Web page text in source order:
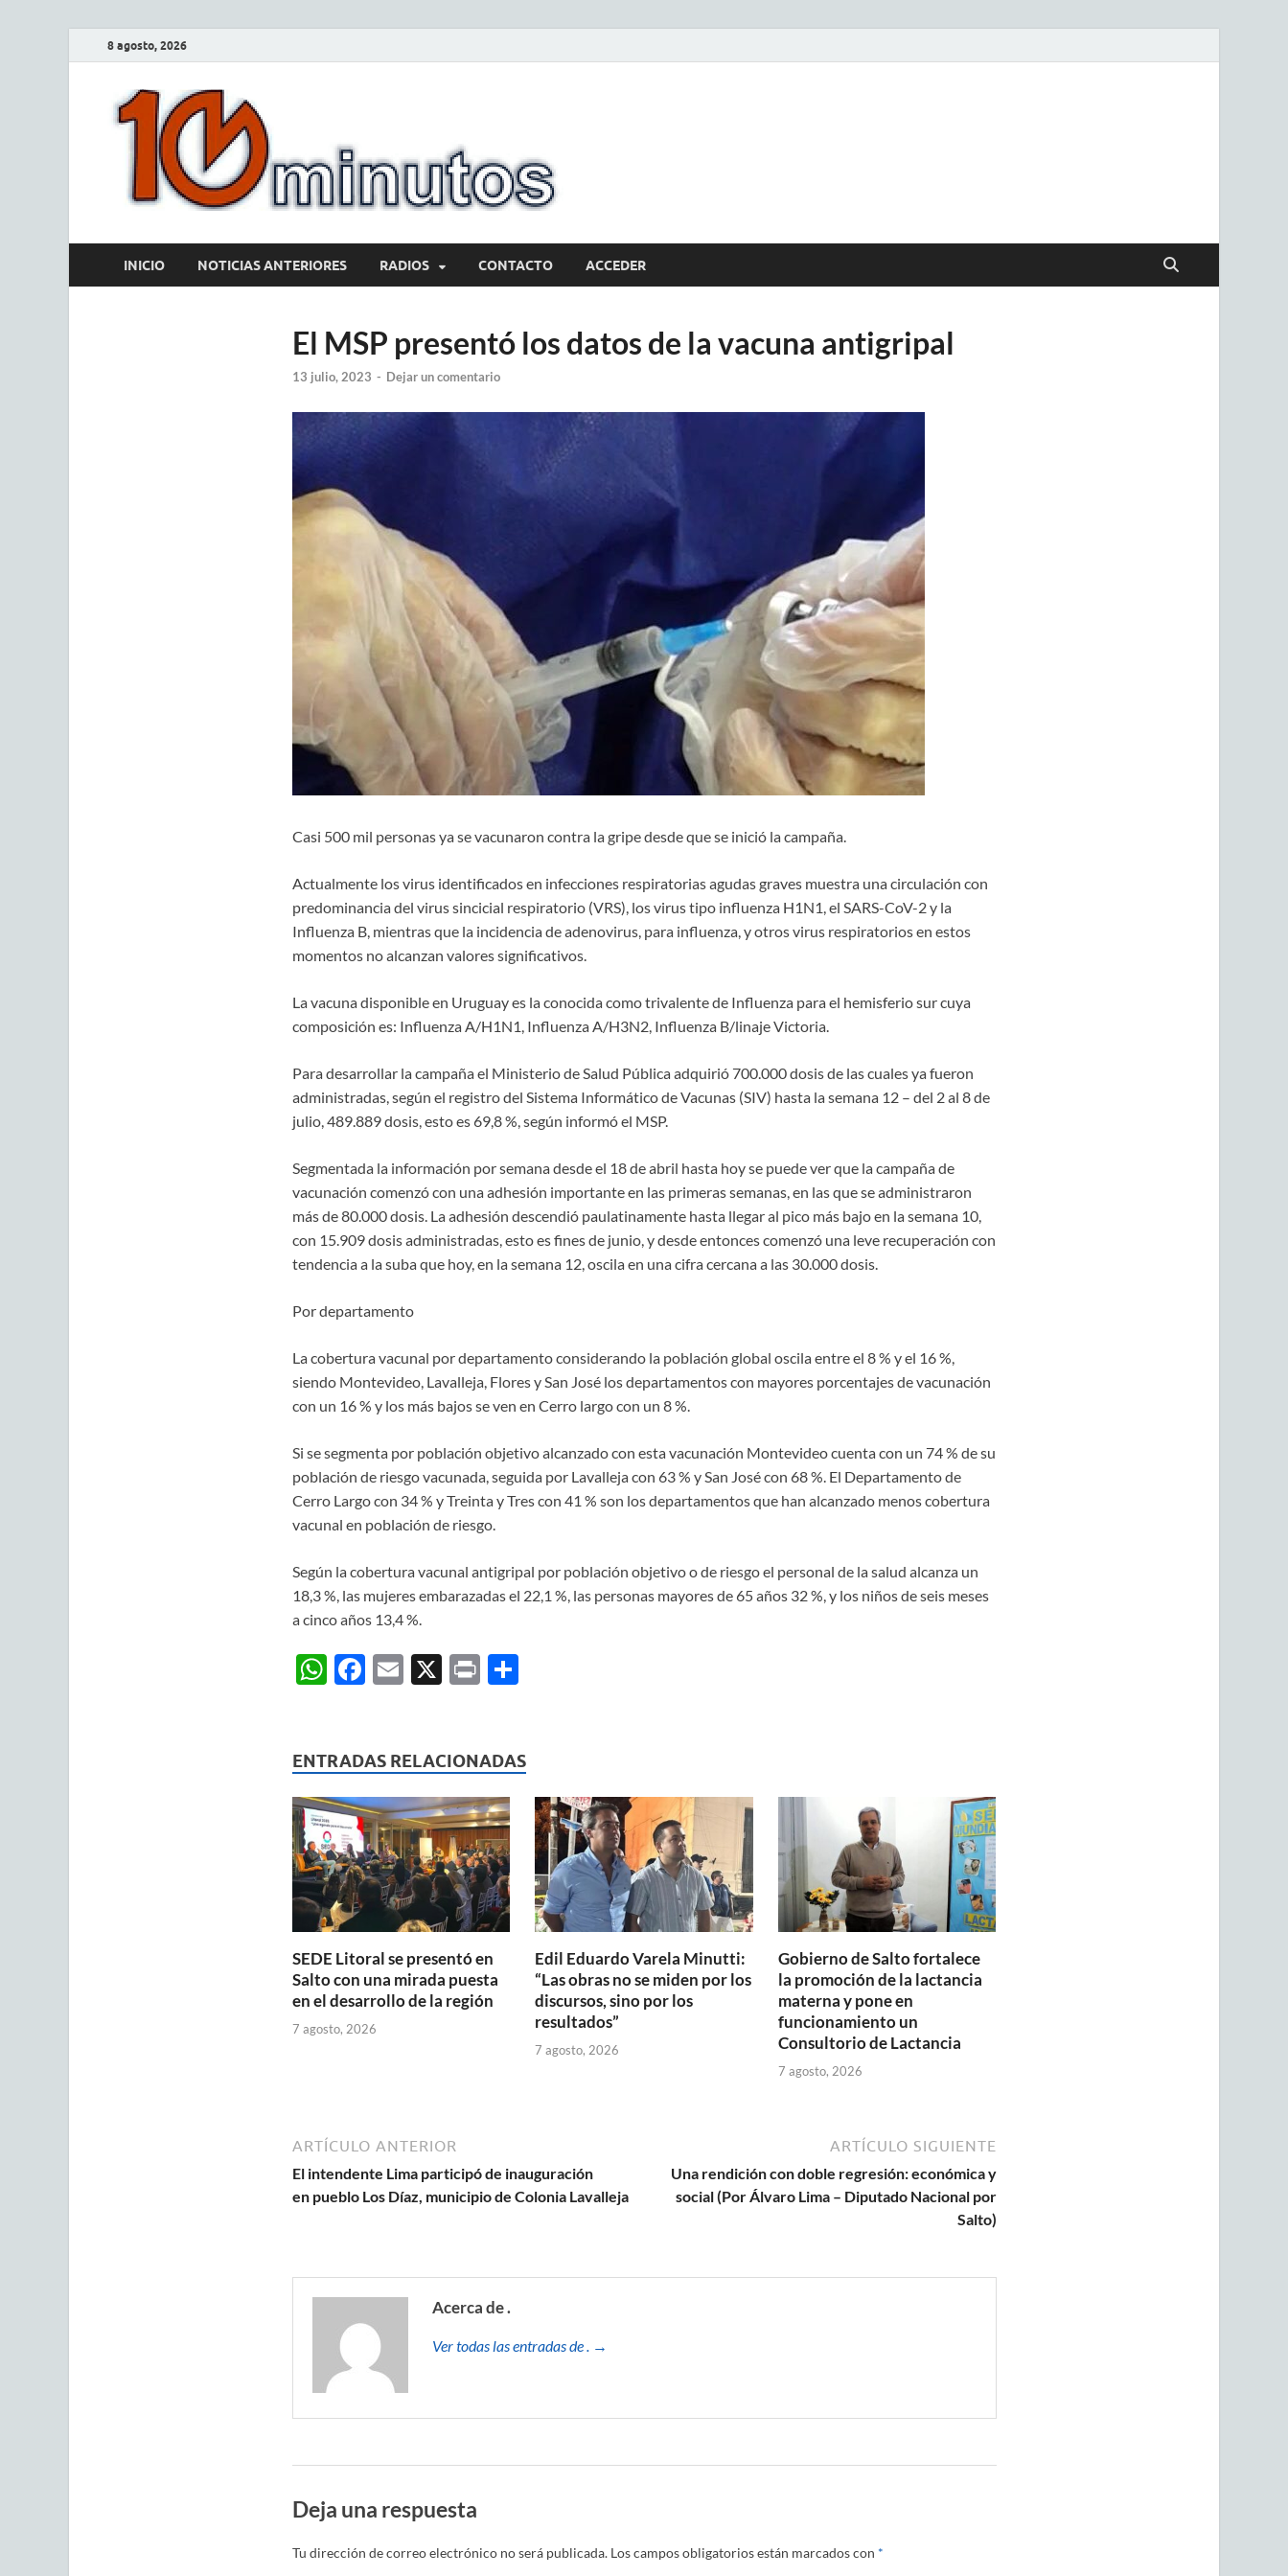
8 agosto, 2026
INICIO NOTICIAS ANTERIORES RADIOS CONTACTO ACCEDER
El MSP presentó los datos de la vacuna antigripal
13 julio, 2023 - Dejar un comentario
Casi 500 mil personas ya se vacunaron contra la gripe desde que se inició la campaña.
Actualmente los virus identificados en infecciones respiratorias agudas graves muestra una circulación con
predominancia del virus sincicial respiratorio (VRS), los virus tipo influenza H1N1, el SARS-CoV-2 y la
Influenza B, mientras que la incidencia de adenovirus, para influenza, y otros virus respiratorios en estos
momentos no alcanzan valores significativos.
La vacuna disponible en Uruguay es la conocida como trivalente de Influenza para el hemisferio sur cuya
composición es: Influenza A/H1N1, Influenza A/H3N2, Influenza B/linaje Victoria.
Para desarrollar la campaña el Ministerio de Salud Pública adquirió 700.000 dosis de las cuales ya fueron
administradas, según el registro del Sistema Informático de Vacunas (SIV) hasta la semana 12 – del 2 al 8 de
julio, 489.889 dosis, esto es 69,8 %, según informó el MSP.
Segmentada la información por semana desde el 18 de abril hasta hoy se puede ver que la campaña de
vacunación comenzó con una adhesión importante en las primeras semanas, en las que se administraron
más de 80.000 dosis. La adhesión descendió paulatinamente hasta llegar al pico más bajo en la semana 10,
con 15.909 dosis administradas, esto es fines de junio, y desde entonces comenzó una leve recuperación con
tendencia a la suba que hoy, en la semana 12, oscila en una cifra cercana a las 30.000 dosis.
Por departamento
La cobertura vacunal por departamento considerando la población global oscila entre el 8 % y el 16 %,
siendo Montevideo, Lavalleja, Flores y San José los departamentos con mayores porcentajes de vacunación
con un 16 % y los más bajos se ven en Cerro largo con un 8 %.
Si se segmenta por población objetivo alcanzado con esta vacunación Montevideo cuenta con un 74 % de su
población de riesgo vacunada, seguida por Lavalleja con 63 % y San José con 68 %. El Departamento de
Cerro Largo con 34 % y Treinta y Tres con 41 % son los departamentos que han alcanzado menos cobertura
vacunal en población de riesgo.
Según la cobertura vacunal antigripal por población objetivo o de riesgo el personal de la salud alcanza un
18,3 %, las mujeres embarazadas el 22,1 %, las personas mayores de 65 años 32 %, y los niños de seis meses
a cinco años 13,4 %.
W
s
A
p
p
F
b
o
o
k
E X P C
p
ar
ti
ENTRADAS RELACIONADAS
SEDE Litoral se presentó en
Salto con una mirada puesta
en el desarrollo de la región
7 agosto, 2026
Edil Eduardo Varela Minutti:
“Las obras no se miden por los
discursos, sino por los
resultados”
7 agosto, 2026
Gobierno de Salto fortalece
la promoción de la lactancia
materna y pone en
funcionamiento un
Consultorio de Lactancia
7 agosto, 2026
ARTÍCULO ANTERIOR
El intendente Lima participó de inauguración
en pueblo Los Díaz, municipio de Colonia Lavalleja
ARTÍCULO SIGUIENTE
Una rendición con doble regresión: económica y
social (Por Álvaro Lima – Diputado Nacional por
Salto)
Acerca de .
Ver todas las entradas de . →
Deja una respuesta
Tu dirección de correo electrónico no será publicada. Los campos obligatorios están marcados con *